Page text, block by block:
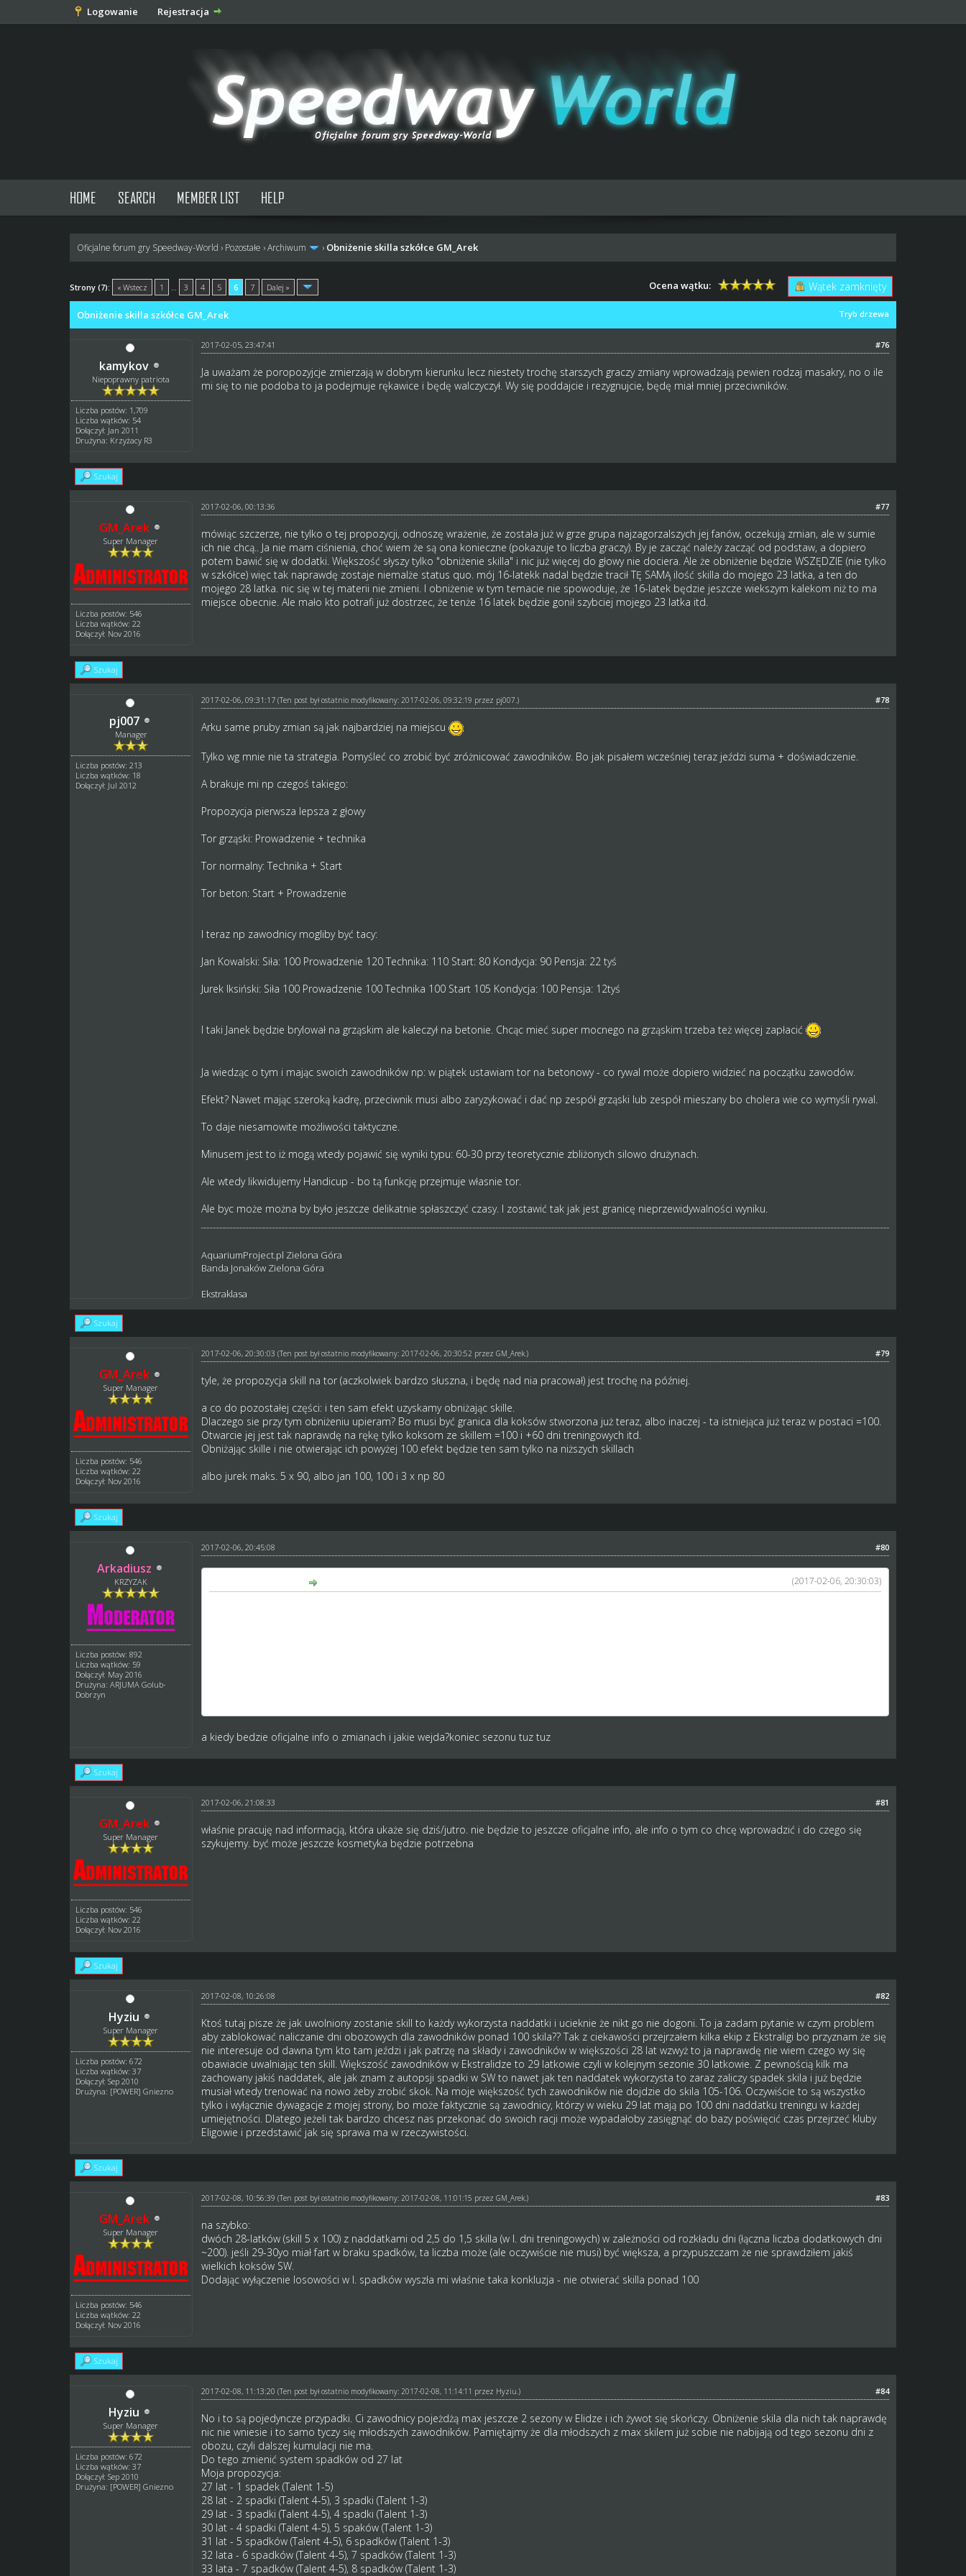
Logowanie Rejestracja
HOME SEARCH MEMBER LIST HELP
Oficjalne forum gry Speedway-World › Pozostałe ›Archiwum › Obniżenie skilla szkółce GM_Arek
Strony (7): « Wstecz 1 3 4 5 6 7 Dalej » Wątek zamknięty
Ocena wątku:
głosów - średnia: 5
Tryb drzewa
Obniżenie skilla szkółce GM_Arek
kamykov
Niepoprawny patriota
Liczba postów: 1,709
Liczba wątków: 54
Dołączył: Jan 2011
Drużyna: Krzyżacy R3
#76
2017-02-05, 23:47:41
Ja uważam że poropozyjcje zmierzają w dobrym kierunku lecz niestety trochę starszych graczy zmiany wprowadzają pewien rodzaj masakry, no o ile
mi się to nie podoba to ja podejmuje rękawice i będę walczyczył. Wy się poddajcie i rezygnujcie, będę miał mniej przeciwników.
Szukaj
GM_Arek
Super Manager
Liczba postów: 546
Liczba wątków: 22
Dołączył: Nov 2016
#77
2017-02-06, 00:13:36
mówiąc szczerze, nie tylko o tej propozycji, odnoszę wrażenie, że została już w grze grupa najzagorzalszych jej fanów, oczekują zmian, ale w sumie
ich nie chcą.. Ja nie mam ciśnienia, choć wiem że są ona konieczne (pokazuje to liczba graczy). By je zacząć należy zacząć od podstaw, a dopiero
potem bawić się w dodatki. Większość słyszy tylko "obniżenie skilla" i nic już więcej do głowy nie dociera. Ale że obniżenie będzie WSZĘDZIE (nie tylko
w szkółce) więc tak naprawdę zostaje niemalże status quo. mój 16-latekk nadal będzie tracił TĘ SAMĄ ilość skilla do mojego 23 latka, a ten do
mojego 28 latka. nic się w tej materii nie zmieni. I obniżenie w tym temacie nie spowoduje, że 16-latek będzie jeszcze wiekszym kalekom niż to ma
miejsce obecnie. Ale mało kto potrafi już dostrzec, że tenże 16 latek będzie gonił szybciej mojego 23 latka itd.
Szukaj
pj007
Manager
Liczba postów: 213
Liczba wątków: 18
Dołączył: Jul 2012
#78
2017-02-06, 09:31:17 (Ten post był ostatnio modyfikowany: 2017-02-06, 09:32:19 przez pj007.)
Arku same pruby zmian są jak najbardziej na miejscu
Tylko wg mnie nie ta strategia. Pomyśleć co zrobić być zróżnicować zawodników. Bo jak pisałem wcześniej teraz jeździ suma + doświadczenie.
A brakuje mi np czegoś takiego:
Propozycja pierwsza lepsza z głowy
Tor grząski: Prowadzenie + technika
Tor normalny: Technika + Start
Tor beton: Start + Prowadzenie
I teraz np zawodnicy mogliby być tacy:
Jan Kowalski: Siła: 100 Prowadzenie 120 Technika: 110 Start: 80 Kondycja: 90 Pensja: 22 tyś
Jurek Iksiński: Siła 100 Prowadzenie 100 Technika 100 Start 105 Kondycja: 100 Pensja: 12tyś
I taki Janek będzie brylował na grząskim ale kaleczył na betonie. Chcąc mieć super mocnego na grząskim trzeba też więcej zapłacić
Ja wiedząc o tym i mając swoich zawodników np: w piątek ustawiam tor na betonowy - co rywal może dopiero widzieć na początku zawodów.
Efekt? Nawet mając szeroką kadrę, przeciwnik musi albo zaryzykować i dać np zespół grząski lub zespół mieszany bo cholera wie co wymyśli rywal.
To daje niesamowite możliwości taktyczne.
Minusem jest to iż mogą wtedy pojawić się wyniki typu: 60-30 przy teoretycznie zbliżonych silowo drużynach.
Ale wtedy likwidujemy Handicup - bo tą funkcję przejmuje własnie tor.
Ale byc może można by było jeszcze delikatnie spłaszczyć czasy. I zostawić tak jak jest granicę nieprzewidywalności wyniku.
AquariumProject.pl Zielona Góra
Banda Jonaków Zielona Góra
Ekstraklasa
Szukaj
GM_Arek
Super Manager
Liczba postów: 546
Liczba wątków: 22
Dołączył: Nov 2016
#79
2017-02-06, 20:30:03 (Ten post był ostatnio modyfikowany: 2017-02-06, 20:30:52 przez GM_Arek.)
tyle, że propozycja skill na tor (aczkolwiek bardzo słuszna, i będę nad nia pracował) jest trochę na później.
a co do pozostałej części: i ten sam efekt uzyskamy obniżając skille.
Dlaczego sie przy tym obniżeniu upieram? Bo musi być granica dla koksów stworzona już teraz, albo inaczej - ta istniejąca już teraz w postaci =100.
Otwarcie jej jest tak naprawdę na rękę tylko koksom ze skillem =100 i +60 dni treningowych itd.
Obniżając skille i nie otwierając ich powyżej 100 efekt będzie ten sam tylko na niższych skillach
albo jurek maks. 5 x 90, albo jan 100, 100 i 3 x np 80
Szukaj
Arkadiusz
KRZYZAK
Liczba postów: 892
Liczba wątków: 59
Dołączył: May 2016
Drużyna: ARJUMA Golub-
Dobrzyn
#80
2017-02-06, 20:45:08
(2017-02-06, 20:30:03)
a kiedy bedzie oficjalne info o zmianach i jakie wejda?koniec sezonu tuz tuz
Szukaj
GM_Arek
Super Manager
Liczba postów: 546
Liczba wątków: 22
Dołączył: Nov 2016
#81
2017-02-06, 21:08:33
właśnie pracuję nad informacją, która ukaże się dziś/jutro. nie będzie to jeszcze oficjalne info, ale info o tym co chcę wprowadzić i do czego się
szykujemy. być może jeszcze kosmetyka będzie potrzebna
Szukaj
Hyziu
Super Manager
Liczba postów: 672
Liczba wątków: 37
Dołączył: Sep 2010
Drużyna: [POWER] Gniezno
#82
2017-02-08, 10:26:08
Ktoś tutaj pisze że jak uwolniony zostanie skill to każdy wykorzysta naddatki i ucieknie że nikt go nie dogoni. To ja zadam pytanie w czym problem
aby zablokować naliczanie dni obozowych dla zawodników ponad 100 skila?? Tak z ciekawości przejrzałem kilka ekip z Ekstraligi bo przyznam że się
nie interesuje od dawna tym kto tam jeździ i jak patrzę na składy i zawodników w większości 28 lat wzwyż to ja naprawdę nie wiem czego wy się
obawiacie uwalniając ten skill. Większość zawodników w Ekstralidze to 29 latkowie czyli w kolejnym sezonie 30 latkowie. Z pewnością kilk ma
zachowany jakiś naddatek, ale jak znam z autopsji spadki w SW to nawet jak ten naddatek wykorzysta to zaraz zaliczy spadek skila i już będzie
musiał wtedy trenować na nowo żeby zrobić skok. Na moje większość tych zawodników nie dojdzie do skila 105-106. Oczywiście to są wszystko
tylko i wyłącznie dywagacje z mojej strony, bo może faktycznie są zawodnicy, którzy w wieku 29 lat mają po 100 dni naddatku treningu w każdej
umiejętności. Dlatego jeżeli tak bardzo chcesz nas przekonać do swoich racji może wypadałoby zasięgnąć do bazy poświęcić czas przejrzeć kluby
Eligowie i przedstawić jak się sprawa ma w rzeczywistości.
Szukaj
GM_Arek
Super Manager
Liczba postów: 546
Liczba wątków: 22
Dołączył: Nov 2016
#83
2017-02-08, 10:56:39 (Ten post był ostatnio modyfikowany: 2017-02-08, 11:01:15 przez GM_Arek.)
na szybko:
dwóch 28-latków (skill 5 x 100) z naddatkami od 2,5 do 1,5 skilla (w l. dni treningowych) w zależności od rozkładu dni (łączna liczba dodatkowych dni
~200). jeśli 29-30yo miał fart w braku spadków, ta liczba może (ale oczywiście nie musi) być większa, a przypuszczam że nie sprawdziłem jakiś
wielkich koksów SW.
Dodając wyłączenie losowości w l. spadków wyszła mi właśnie taka konkluzja - nie otwierać skilla ponad 100
Szukaj
Hyziu
Super Manager
Liczba postów: 672
Liczba wątków: 37
Dołączył: Sep 2010
Drużyna: [POWER] Gniezno
#84
2017-02-08, 11:13:20 (Ten post był ostatnio modyfikowany: 2017-02-08, 11:14:11 przez Hyziu.)
No i to są pojedyncze przypadki. Ci zawodnicy pojeżdżą max jeszcze 2 sezony w Elidze i ich żywot się skończy. Obniżenie skila dla nich tak naprawdę
nic nie wniesie i to samo tyczy się młodszych zawodników. Pamiętajmy że dla młodszych z max skilem już sobie nie nabijają od tego sezonu dni z
obozu, czyli dalszej kumulacji nie ma.
Do tego zmienić system spadków od 27 lat
Moja propozycja:
27 lat - 1 spadek (Talent 1-5)
28 lat - 2 spadki (Talent 4-5), 3 spadki (Talent 1-3)
29 lat - 3 spadki (Talent 4-5), 4 spadki (Talent 1-3)
30 lat - 4 spadki (Talent 4-5), 5 spaków (Talent 1-3)
31 lat - 5 spadków (Talent 4-5), 6 spadków (Talent 1-3)
32 lata - 6 spadków (Talent 4-5), 7 spadków (Talent 1-3)
33 lata - 7 spadków (Talent 4-5), 8 spadków (Talent 1-3)